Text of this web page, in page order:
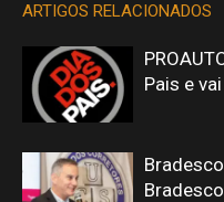
ARTIGOS RELACIONADOS
Pais e